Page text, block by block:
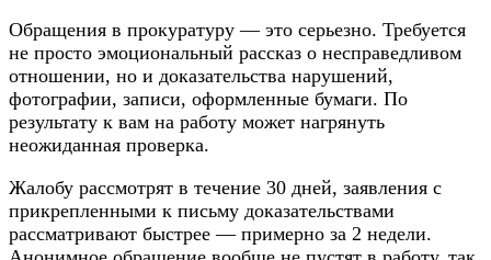
Обращения в прокуратуру — это серьезно. Требуется
не просто эмоциональный рассказ о несправедливом
отношении, но и доказательства нарушений,
фотографии, записи, оформленные бумаги. По
результату к вам на работу может нагрянуть
неожиданная проверка.
Жалобу рассмотрят в течение 30 дней, заявления с
прикрепленными к письму доказательствами
рассматривают быстрее — примерно за 2 недели.